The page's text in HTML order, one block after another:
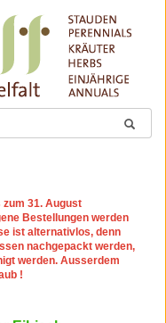
31. August
Bestellungen werden
ist alternativlos, denn
nachgepackt werden,
werden. Ausserdem
!